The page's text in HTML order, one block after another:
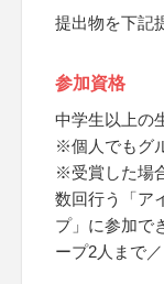
提出物を下記
参加資格
中学生以上の
※個人でもグ
※受賞した場
数回行う「ア
プ」に参加で
ープ2人まで